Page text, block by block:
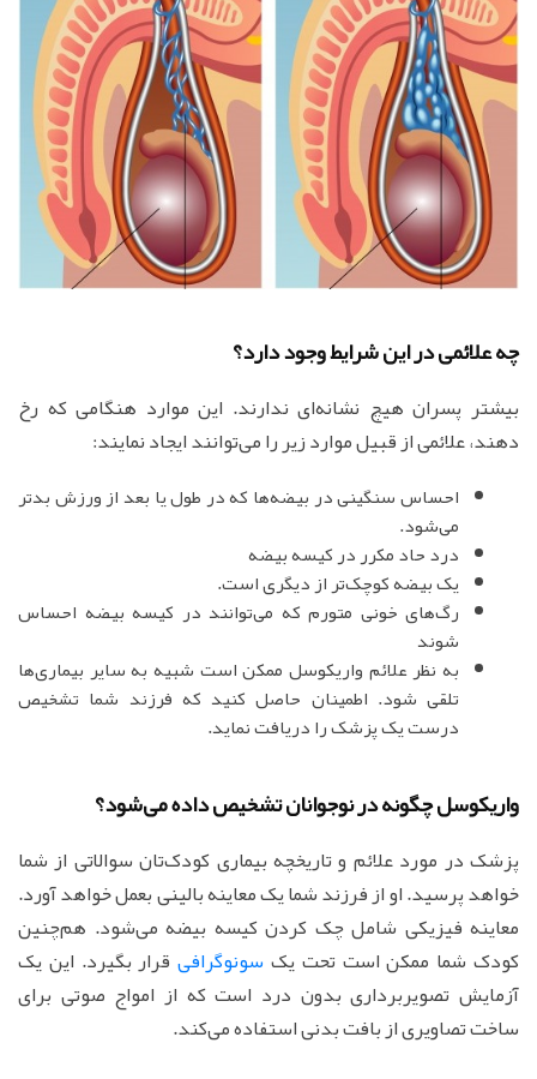
چه علائمی در این شرایط وجود دارد؟
بیشتر پسران هیچ نشانه‌ای ندارند. این موارد هنگامی که رخ
دهند، علائمی از قبیل موارد زیر را می‌توانند ایجاد نمایند:
احساس سنگینی در بیضه‌ها که در طول یا بعد از ورزش بدتر
می‌شود.
درد حاد مکرر در کیسه بیضه
یک بیضه کوچک‌تر از دیگری است.
رگ‌های خونی متورم که می‌توانند در کیسه بیضه احساس
شوند
به نظر علائم واریکوسل ممکن است شبیه به سایر بیماری‌ها
تلقی شود. اطمینان حاصل کنید که فرزند شما تشخیص
درست یک پزشک را دریافت نماید.
واریکوسل چگونه در نوجوانان تشخیص داده می‌شود؟
پزشک در مورد علائم و تاریخچه بیماری کودک‌تان سوالاتی از شما
خواهد پرسید. او از فرزند شما یک معاینه بالینی بعمل خواهد آورد.
معاینه فیزیکی شامل چک کردن کیسه بیضه می‌شود. هم‌چنین
کودک شما ممکن است تحت یک سونوگرافیقرار بگیرد. این یک
آزمایش تصویربرداری بدون درد است که از امواج صوتی برای
ساخت تصاویری از بافت بدنی استفاده می‌کند.